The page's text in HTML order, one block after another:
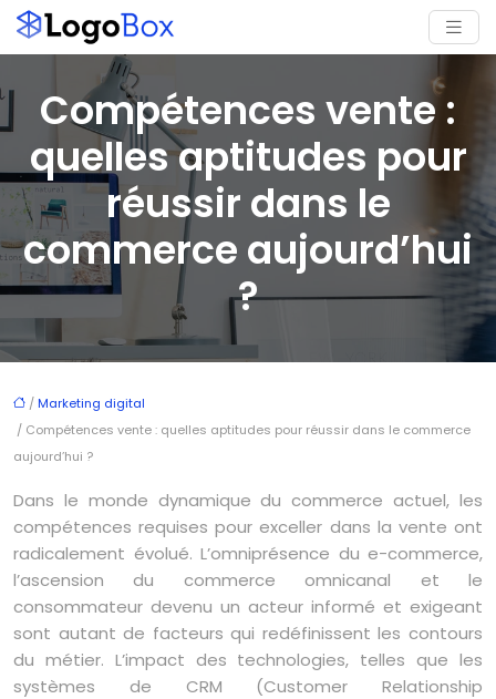
Compétences vente :
quelles aptitudes pour
réussir dans le
commerce aujourd’hui
?
/ Marketing digital
/ Compétences vente : quelles aptitudes pour réussir dans le commerce
aujourd’hui ?
Dans le monde dynamique du commerce actuel, les
compétences requises pour exceller dans la vente ont
radicalement évolué. L’omniprésence du e-commerce,
l’ascension du commerce omnicanal et le
consommateur devenu un acteur informé et exigeant
sont autant de facteurs qui redéfinissent les contours
du métier. L’impact des technologies, telles que les
systèmes de CRM (Customer Relationship